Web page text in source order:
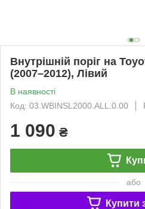
Внутрішній поріг на
(2007–2012), Лівий
В наявності
Код: 03.WBINSL2000.ALL.0.00
1 090 ₴
або
Купити